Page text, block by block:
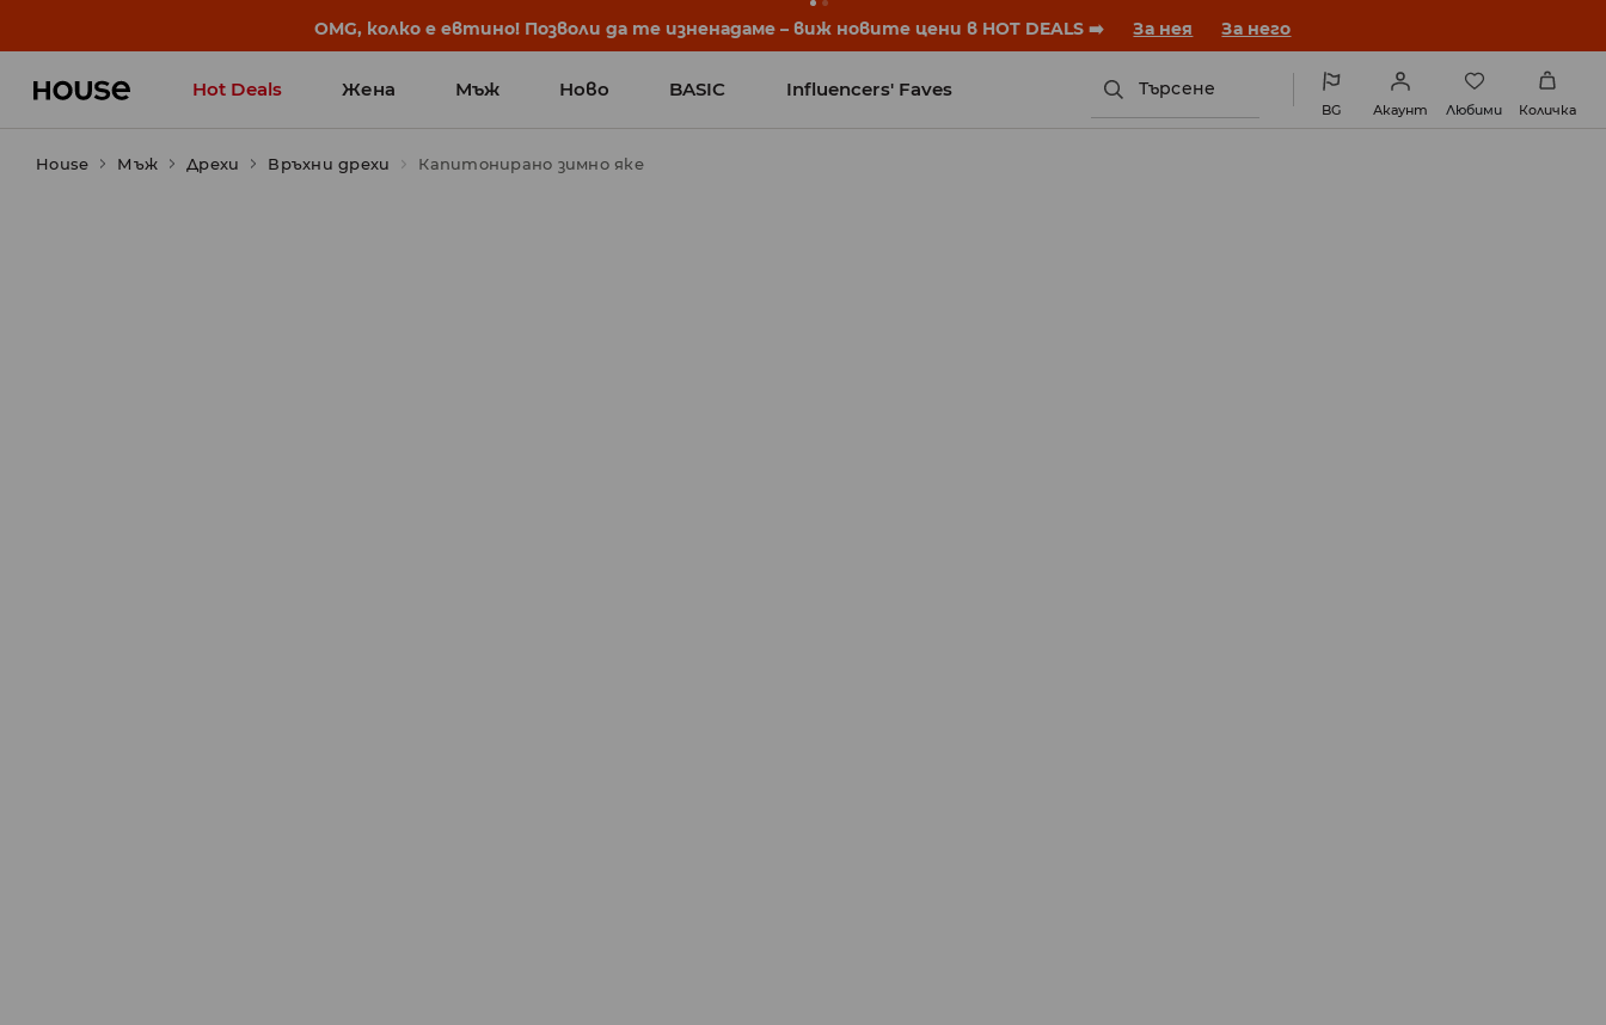
📒Най-добрите истории започват още преди първия звънец. Започни учебната година с нова визия!
Hot Deals Жена Мъж Ново BASIC Influencers' Faves Търсене
BG Акаунт Любими Количка
House Мъж Дрехи Връхни дрехи Капитонирано зимно яке